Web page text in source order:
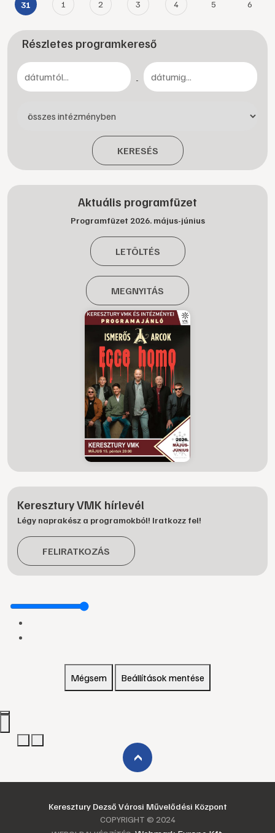
31 1 2 3 4 5 6
Részletes programkereső
-
KERESÉS
Aktuális programfüzet
Programfüzet 2026. május-június
LETÖLTÉS
MEGNYITÁS
Keresztury VMK hírlevél
Légy naprakész a programokból! Iratkozz fel!
FELIRATKOZÁS
Mégsem Beállítások mentése
›
Keresztury Dezső Városi Művelődési Központ
COPYRIGHT © 2024